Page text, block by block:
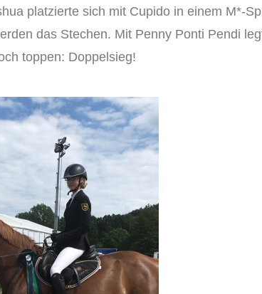
platzierte sich mit Cupido in einem M*-
das Stechen. Mit Penny Ponti Pendi
toppen: Doppelsieg!